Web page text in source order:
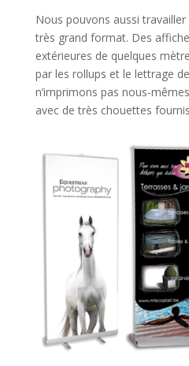
Nous pouvons aussi
très grand format. Des
extérieures de quelques
par les rollups et le lettrage
n’imprimons pas nous-
avec de très chouettes